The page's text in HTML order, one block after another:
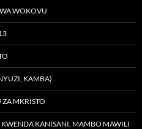
WOKOVU
KAMBA)
MKRISTO
KWENDA KANISANI, MAMBO MAWILI